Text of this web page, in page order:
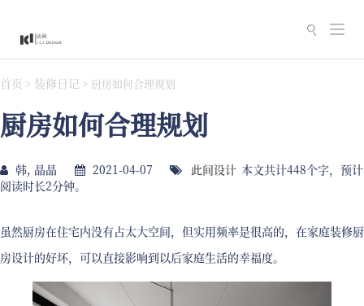
切
换
首页 > 装修日记 > 厨房如何合理规划
厨房如何合理规划
韩, 晶晶 2021-04-07 此间设计 本文共计448个字，预计
阅读时长2分钟。
虽然厨房在住宅内没有占太大空间，但实用频率是很高的，在家庭装修厨
房设计的好坏，可以直接影响到以后家庭生活的幸福度。